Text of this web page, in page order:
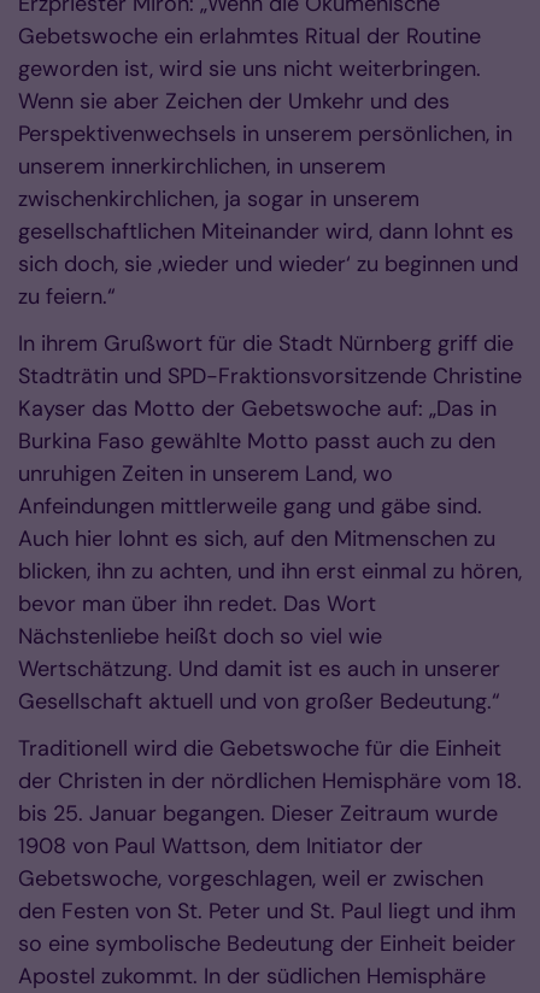
Gebetswoche ein erlahmtes Ritual der Routine
geworden ist, wird sie uns nicht weiterbringen.
Wenn sie aber Zeichen der Umkehr und des
Perspektivenwechsels in unserem persönlichen, in
unserem innerkirchlichen, in unserem
zwischenkirchlichen, ja sogar in unserem
gesellschaftlichen Miteinander wird, dann lohnt es
sich doch, sie ‚wieder und wieder‘ zu beginnen und
zu feiern.“
In ihrem Grußwort für die Stadt Nürnberg griff die
Stadträtin und SPD-Fraktionsvorsitzende Christine
Kayser das Motto der Gebetswoche auf: „Das in
Burkina Faso gewählte Motto passt auch zu den
unruhigen Zeiten in unserem Land, wo
Anfeindungen mittlerweile gang und gäbe sind.
Auch hier lohnt es sich, auf den Mitmenschen zu
blicken, ihn zu achten, und ihn erst einmal zu hören,
bevor man über ihn redet. Das Wort
Nächstenliebe heißt doch so viel wie
Wertschätzung. Und damit ist es auch in unserer
Gesellschaft aktuell und von großer Bedeutung.“
Traditionell wird die Gebetswoche für die Einheit
der Christen in der nördlichen Hemisphäre vom 18.
bis 25. Januar begangen. Dieser Zeitraum wurde
1908 von Paul Wattson, dem Initiator der
Gebetswoche, vorgeschlagen, weil er zwischen
den Festen von St. Peter und St. Paul liegt und ihm
so eine symbolische Bedeutung der Einheit beider
Apostel zukommt. In der südlichen Hemisphäre